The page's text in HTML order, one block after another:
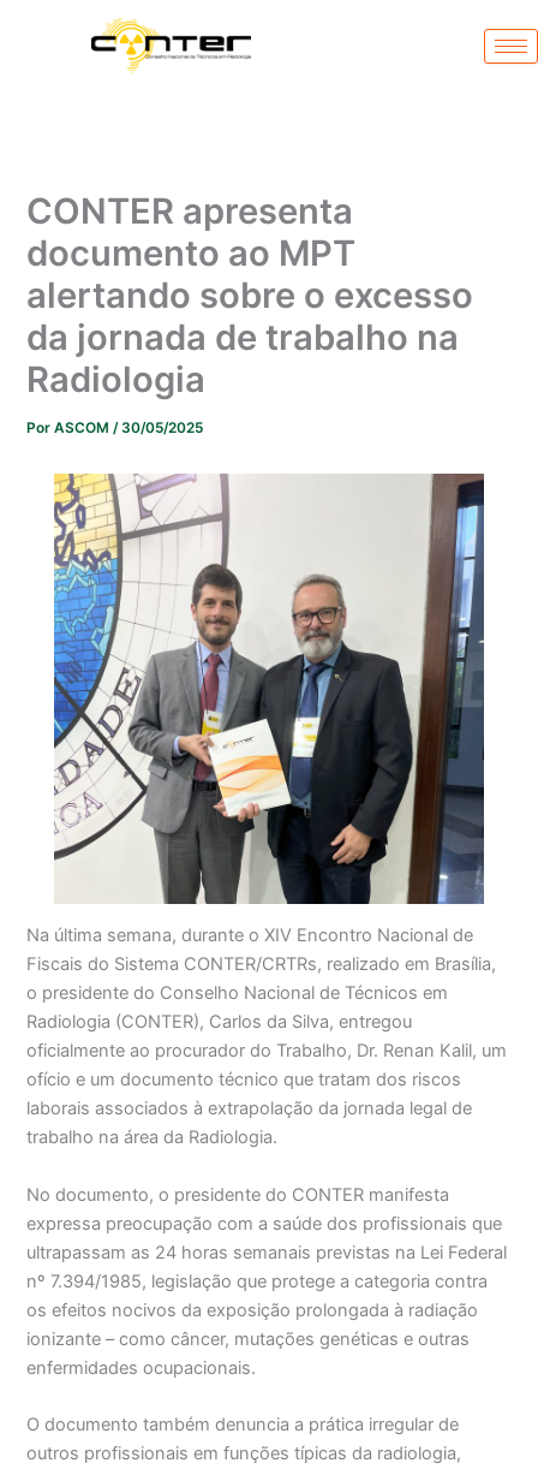
CONTER apresenta
documento ao MPT
alertando sobre o excesso
da jornada de trabalho na
Radiologia
PorASCOM /30/05/2025
Na última semana, durante o XIV Encontro Nacional de
Fiscais do Sistema CONTER/CRTRs, realizado em Brasília,
o presidente do Conselho Nacional de Técnicos em
Radiologia (CONTER), Carlos da Silva, entregou
oficialmente ao procurador do Trabalho, Dr. Renan Kalil, um
ofício e um documento técnico que tratam dos riscos
laborais associados à extrapolação da jornada legal de
trabalho na área da Radiologia.
No documento, o presidente do CONTER manifesta
expressa preocupação com a saúde dos profissionais que
ultrapassam as 24 horas semanais previstas na Lei Federal
nº 7.394/1985, legislação que protege a categoria contra
os efeitos nocivos da exposição prolongada à radiação
ionizante – como câncer, mutações genéticas e outras
enfermidades ocupacionais.
O documento também denuncia a prática irregular de
outros profissionais em funções típicas da radiologia,